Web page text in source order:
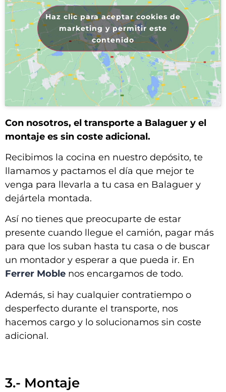
Haz clic para aceptar cookies de
marketing y permitir este
contenido
Con nosotros, el transporte a Balaguer y el
montaje es sin coste adicional.
Recibimos la cocina en nuestro depósito, te
llamamos y pactamos el día que mejor te
venga para llevarla a tu casa en Balaguer y
dejártela montada.
Así no tienes que preocuparte de estar
presente cuando llegue el camión, pagar más
para que los suban hasta tu casa o de buscar
un montador y esperar a que pueda ir. En
Ferrer Moble nos encargamos de todo.
Además, si hay cualquier contratiempo o
desperfecto durante el transporte, nos
hacemos cargo y lo solucionamos sin coste
adicional.
3.- Montaje